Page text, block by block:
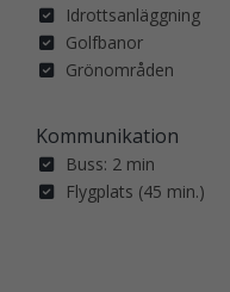
Idrottsanläggning
Golfbanor
Grönområden
Kommunikation
Buss: 2 min
Flygplats (45 min.)